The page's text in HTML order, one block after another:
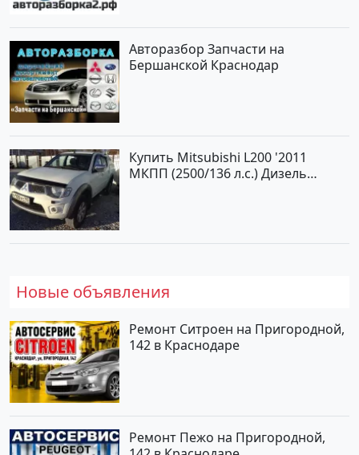
Авторазбор Запчасти на
Бершанской Краснодар
Купить Mitsubishi L200 '2011
МКПП (2500/136 л.с.) Дизель
Новые объявления
Ремонт Ситроен на Пригородной,
142 в Краснодаре
Ремонт Пежо на Пригородной,